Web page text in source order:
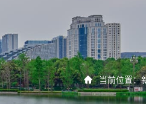
 当前位置：